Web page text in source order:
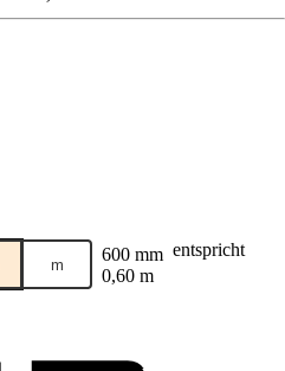
m 600 mm entspricht
0,60 m